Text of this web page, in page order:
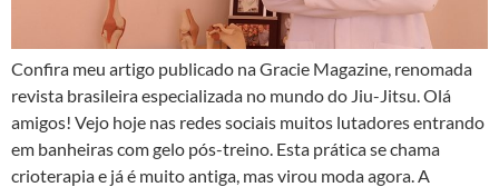
Confira meu artigo publicado na Gracie Magazine, renomada
revista brasileira especializada no mundo do Jiu-Jitsu. Olá
amigos! Vejo hoje nas redes sociais muitos lutadores entrando
em banheiras com gelo pós-treino. Esta prática se chama
crioterapia e já é muito antiga, mas virou moda agora. A